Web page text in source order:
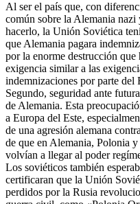
Al ser el país que, con
común sobre la Alemania nazi
hacerlo, la Unión Soviética
que Alemania pagara
por la enorme destrucción
exigencia similar a las
indemnizaciones por parte
Segundo, seguridad ante
de Alemania. Esta
a Europa del Este,
de una agresión alemana
de que en Alemania, Polonia
volvían a llegar al poder
Los soviéticos también
certificaran que la Unión
perdidos por la Rusia